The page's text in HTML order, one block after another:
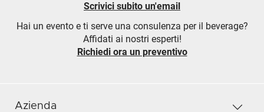
Scrivici subito un'email
Hai un evento e ti serve una consulenza per il beverage?
Affidati ai nostri esperti!
Richiedi ora un preventivo
Azienda